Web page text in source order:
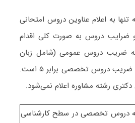
به اعلام عناوین دروس امتحانی
ضرایب دروس به صورت کلی اقدام
ضریب دروس عمومی (شامل زبان
.
دکتری رشته مشاوره اعلام نمی‌شود.
دروس تخصصی در سطح کارشناسی